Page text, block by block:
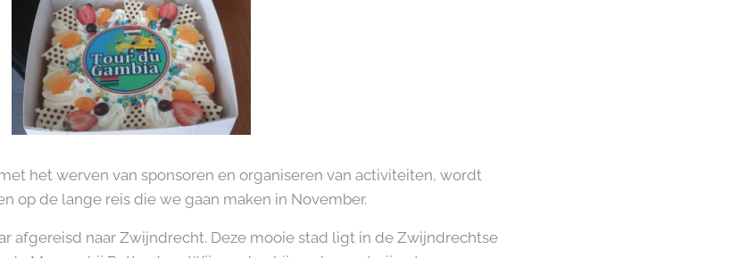
het werven van sponsoren en organiseren van activiteiten, wordt
op de lange reis die we gaan maken in November.
afgereisd naar Zwijndrecht. Deze mooie stad ligt in de Zwijndrechtse